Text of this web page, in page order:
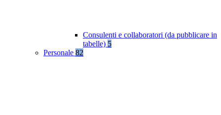
Consulenti e collaboratori (da pubblicare in
tabelle) 5
Personale 82